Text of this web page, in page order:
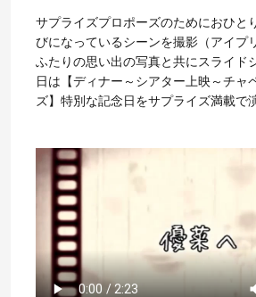
サプライズプロポーズのためにおひと
びになっているシーンを撮影（アイプ
ふたりの思い出の写真と共にスライド
日は【ディナー～シアター上映～チャ
ズ】特別な記念日をサプライズ満載で